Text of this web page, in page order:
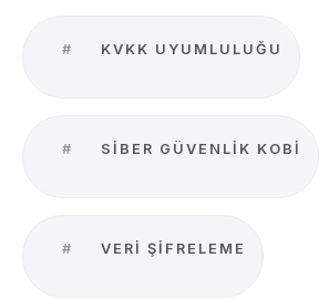
# KVKK UYUMLULUĞU
# SIBER GÜVENLIK KOBİ
# VERI ŞIFRELEME